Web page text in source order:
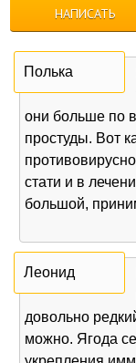
Полька
они больше по
простуды. Вот
стати и в
большой,
Леонид
довольно
можно. Ягода